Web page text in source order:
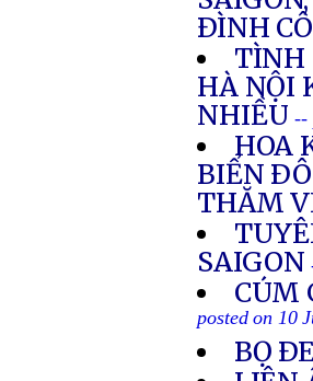
ÐÌNH
TÌNH
HÀ NỘI
NHIỀU --
HOA
BIỂN
THĂM
SAIGON
CÚM
posted on 10
BỌ